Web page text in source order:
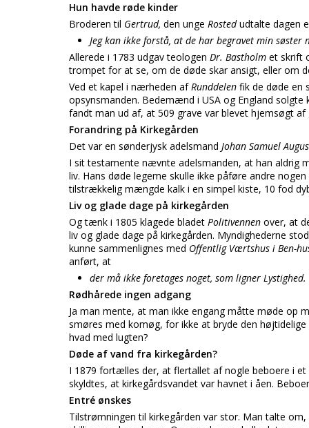
Hun havde røde kinder
Broderen til Gertrud, den unge Rostedudtalte dagen
Jeg kan ikke forstå, at de har begravet min søster
Allerede i 1783 udgav teologen Dr. Bastholm et skrift
trompet for at se, om de døde skar ansigt, eller om
Ved et kapel i nærheden afRunddelen fik de døde en
opsynsmanden. Bedemænd i USA og England
fandt man ud af, at 509 grave var blevet hjemsøgt af
Forandring på Kirkegården
Det var en sønderjysk adelsmand Johan Samuel
I sit testamente nævnte adelsmanden, at han
liv. Hans døde legeme skulle ikke påføre andre
tilstrækkelig mængde kalk i en simpel kiste, 10 fod
Liv og glade dage på kirkegården
Og tænk i 1805 klagede bladet Politivennen over, at
liv og glade dage på kirkegården. Myndighederne
kunne sammenlignes med Offentlig Værtshus i Ben-
anført, at
der må ikke foretages noget, som ligner Lystighed.
Rødhårede ingen adgang
Ja man mente, at man ikke engang måtte møde op
smøres med komøg, for ikke at bryde den
hvad med lugten?
Døde af vand fra kirkegården?
I 1879 fortælles der, at flertallet af nogle beboere i
skyldtes, at kirkegårdsvandet var havnet i åen.
Entré ønskes
Tilstrømningen til kirkegården var stor. Man talte